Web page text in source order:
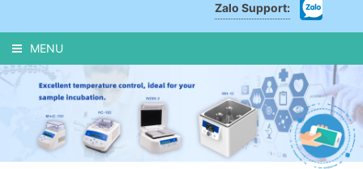
Zalo Support:
MENU